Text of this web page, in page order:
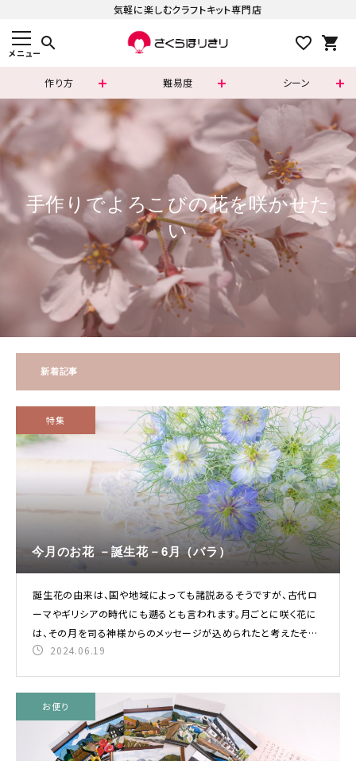
気軽に楽しむクラフトキット専門店
メニュー
search
作り方 難易度 シーン
手作りでよろこびの花を咲かせた
い
すべての商品
新着商品
カテゴリーで選ぶ
難易度で選ぶ
シリーズで選ぶ
さくらほりきりの商品について
シーンで選ぶ
診断チャート
レビューを見る
INFORMATION
新着記事
特集
今月のお花 －誕生花－6月（バラ）
誕生花の由来は、国や地域によっても諸説あるそうですが、古代ロ
ーマやギリシアの時代にも遡るとも言われます。月ごとに咲く花に
は、その月を司る神様からのメッセージが込められたと考えたそう。
「枯れないお花
2024.06.19
お便り